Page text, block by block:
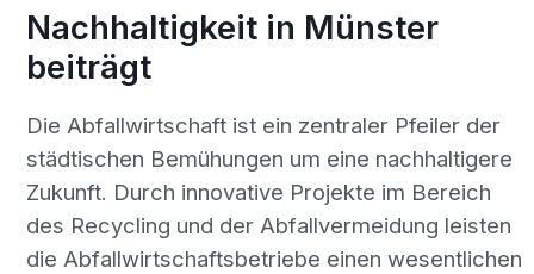
Nachhaltigkeit in Münster
beiträgt
Die Abfallwirtschaft ist ein zentraler Pfeiler der
städtischen Bemühungen um eine nachhaltigere
Zukunft. Durch innovative Projekte im Bereich
des Recycling und der Abfallvermeidung leisten
die Abfallwirtschaftsbetriebe einen wesentlichen